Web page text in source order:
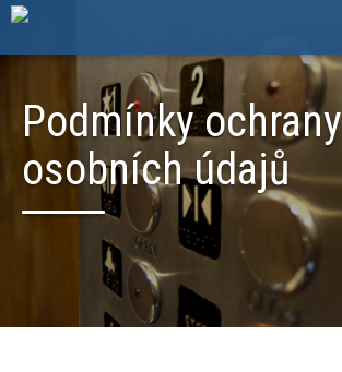
Podmínky ochrany
osobních údajů